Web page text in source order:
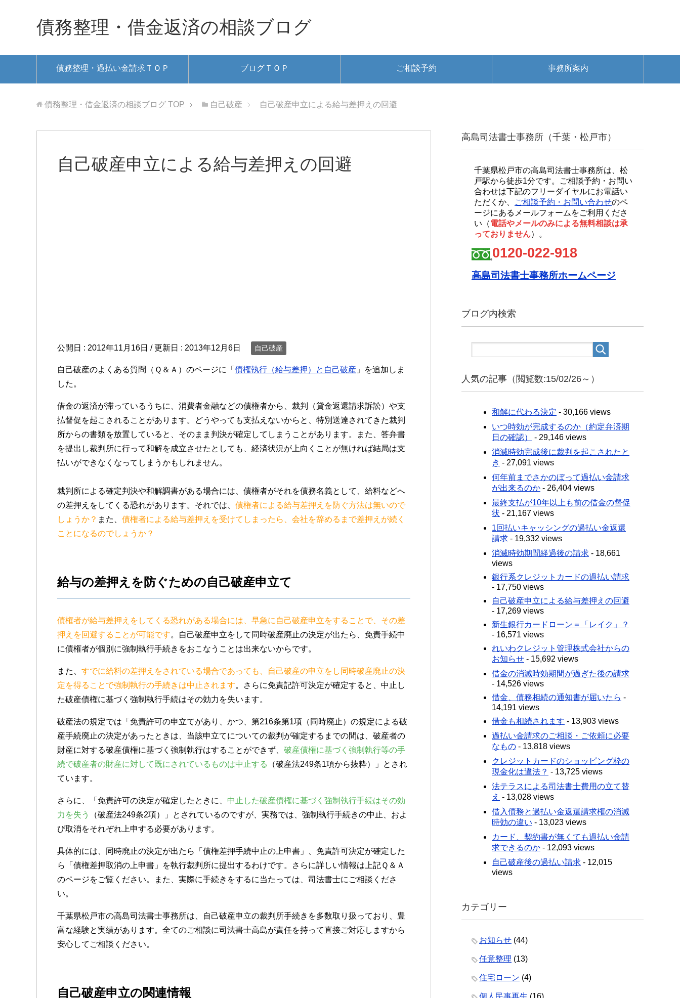
債務整理・借金返済の相談ブログ
債務整理・過払い金請求ＴＯＰ ブログＴＯＰ ご相談予約 事務所案内
債務整理・借金返済の相談ブログ TOP 自己破産 自己破産申立による給与差押えの回避
自己破産申立による給与差押えの回避
公開日 : 2012年11月16日 / 更新日 : 2013年12月6日 自己破産
自己破産のよくある質問（Ｑ＆Ａ）のページに「 債権執行（給与差押）と自己破産 」を追加しま
した。
借金の返済が滞っているうちに、消費者金融などの債権者から、裁判（貸金返還請求訴訟）や支
払督促を起こされることがあります。どうやっても支払えないからと、特別送達されてきた裁判
所からの書類を放置していると、そのまま判決が確定してしまうことがあります。また、答弁書
を提出し裁判所に行って和解を成立させたとしても、経済状況が上向くことが無ければ結局は支
払いができなくなってしまうかもしれません。
裁判所による確定判決や和解調書がある場合には、債権者がそれを債務名義として、給料などへ
の差押えをしてくる恐れがあります。それでは、 債権者による給与差押えを防ぐ方法は無いので
しょうか？ また、 債権者による給与差押えを受けてしまったら、会社を辞めるまで差押えが続く
ことになるのでしょうか？
給与の差押えを防ぐための自己破産申立て
債権者が給与差押えをしてくる恐れがある場合には、早急に自己破産申立をすることで、その差
押えを回避することが可能です。自己破産申立をして同時破産廃止の決定が出たら、免責手続中
に債権者が個別に強制執行手続きをおこなうことは出来ないからです。
また、 すでに給料の差押えをされている場合であっても、自己破産の申立をし同時破産廃止の決
定を得ることで強制執行の手続きは中止されます。さらに免責記許可決定が確定すると、中止し
た破産債権に基づく強制執行手続はその効力を失います。
破産法の規定では「免責許可の申立てがあり、かつ、第216条第1項（同時廃止）の規定による破
産手続廃止の決定があったときは、当該申立てについての裁判が確定するまでの間は、破産者の
財産に対する破産債権に基づく強制執行はすることができず、 破産債権に基づく強制執行等の手
続で破産者の財産に対して既にされているものは中止する
（破産法249条1項から抜粋）」とされ
ています。
さらに、「免責許可の決定が確定したときに、 中止した破産債権に基づく強制執行手続はその効
力を失う
（破産法249条2項）」とされているのですが、実務では、強制執行手続きの中止、およ
び取消をそれぞれ上申する必要があります。
具体的には、同時廃止の決定が出たら「債権差押手続中止の上申書」、免責許可決定が確定した
ら「債権差押取消の上申書」を執行裁判所に提出するわけです。さらに詳しい情報は上記Ｑ＆Ａ
のページをご覧ください。また、実際に手続きをするに当たっては、司法書士にご相談くださ
い。
千葉県松戸市の高島司法書士事務所は、自己破産申立の裁判所手続きを多数取り扱っており、豊
富な経験と実績があります。全てのご相談に司法書士高島が責任を持って直接ご対応しますから
安心してご相談ください。
自己破産申立の関連情報
高島司法書士事務所（千葉・松戸市）
千葉県松戸市の高島司法書士事務所は、松
戸駅から徒歩1分です。ご相談予約・お問い
合わせは下記のフリーダイヤルにお電話い
ただくか、
ご相談予約・お問い合わせのペ
ージにあるメールフォームをご利用くださ
い（電話やメールのみによる無料相談は承
っておりません）。
0120-022-918
高島司法書士事務所ホームページ
ブログ内検索
人気の記事（閲覧数:15/02/26～）
和解に代わる決定 - 30,166 views
いつ時効が完成するのか（約定弁済期
日の確認）
- 29,146 views
消滅時効完成後に裁判を起こされたと
き - 27,091 views
何年前までさかのぼって過払い金請求
が出来るのか - 26,404 views
最終支払が10年以上も前の借金の督促
状 - 21,167 views
1回払いキャッシングの過払い金返還
請求 - 19,332 views
消滅時効期間経過後の請求 - 18,661
views
銀行系クレジットカードの過払い請求
- 17,750 views
自己破産申立による給与差押えの回避
- 17,269 views
新生銀行カードローン＝「レイク」？
- 16,571 views
れいわクレジット管理株式会社からの
お知らせ - 15,692 views
借金の消滅時効期間が過ぎた後の請求
- 14,526 views
借金、債務相続の通知書が届いたら -
14,191 views
借金も相続されます - 13,903 views
過払い金請求のご相談・ご依頼に必要
なもの - 13,818 views
クレジットカードのショッピング枠の
現金化は違法？ - 13,725 views
法テラスによる司法書士費用の立て替
え - 13,028 views
借入債務と過払い金返還請求権の消滅
時効の違い - 13,023 views
カード、契約書が無くても過払い金請
求できるのか - 12,093 views
自己破産後の過払い請求 - 12,015
views
カテゴリー
お知らせ (44)
任意整理 (13)
住宅ローン (4)